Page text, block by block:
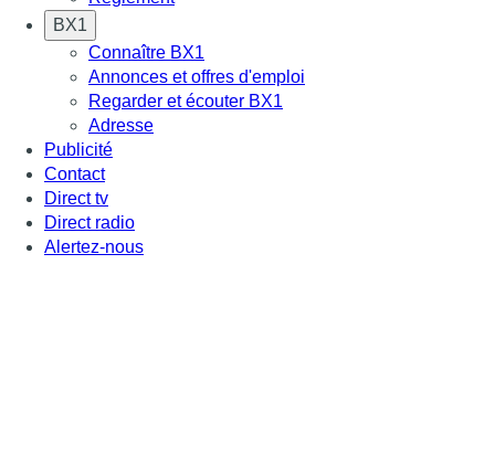
BX1
Connaître BX1
Annonces et offres d'emploi
Regarder et écouter BX1
Adresse
Publicité
Contact
Direct tv
Direct radio
Alertez-nous